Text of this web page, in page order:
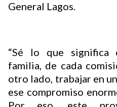
General Lagos.
“Sé lo que significa
familia, de cada
otro lado, trabajar en
ese compromiso